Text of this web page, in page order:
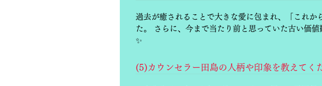
過去が癒されることで大きな愛に包まれ、「これ
た。 さらに、今まで当たり前と思っていた古い価
✨
(5)カウンセラー田島の人柄や印象を教えてく